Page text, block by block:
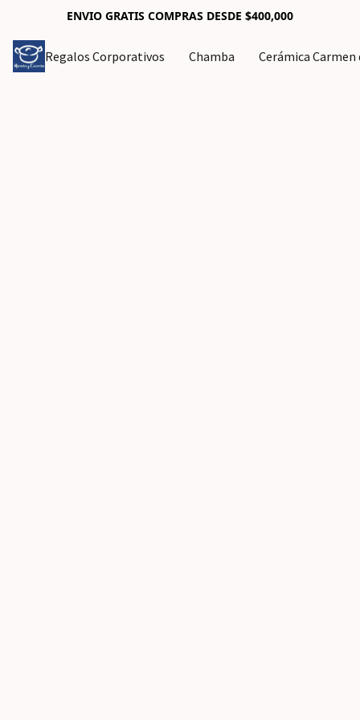
ENVIO GRATIS COMPRAS DESDE $400,000
Regalos Corporativos Chamba Cerámica Carmen